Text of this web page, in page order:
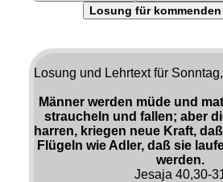
Losung für
Losung und Lehrtext für
Männer werden müde und
straucheln und fallen; aber
harren, kriegen neue Kraft,
Flügeln wie Adler, daß sie
werden.
Jesaja 40,30-